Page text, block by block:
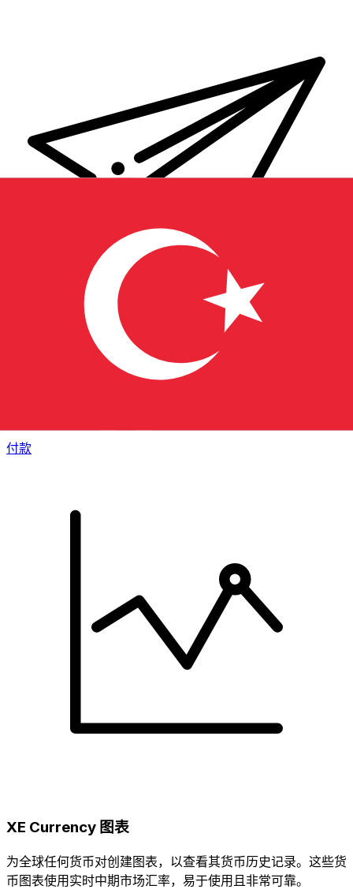
付款
XE Currency 图表
为全球任何货币对创建图表，以查看其货币历史记录。这些货
币图表使用实时中期市场汇率，易于使用且非常可靠。